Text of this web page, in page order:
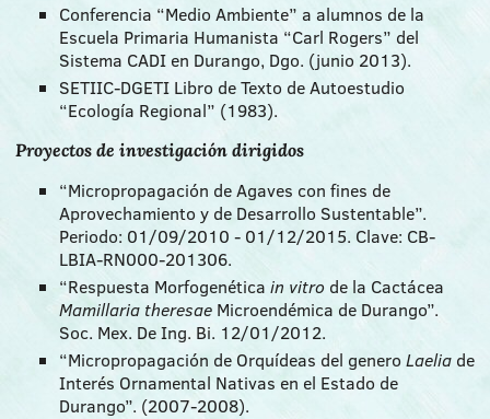
Conferencia “Medio Ambiente” a alumnos de la
Escuela Primaria Humanista “Carl Rogers” del
Sistema CADI en Durango, Dgo. (junio 2013).
SETIIC-DGETI Libro de Texto de Autoestudio
“Ecología Regional” (1983).
Proyectos de investigación dirigidos
“Micropropagación de Agaves con fines de
Aprovechamiento y de Desarrollo Sustentable”.
Periodo: 01/09/2010 - 01/12/2015. Clave: CB-
LBIA-RN000-201306.
“Respuesta Morfogenética in vitrode la Cactácea
Mamillaria theresaeMicroendémica de Durango”.
Soc. Mex. De Ing. Bi. 12/01/2012.
“Micropropagación de Orquídeas del genero Laeliade
Interés Ornamental Nativas en el Estado de
Durango”. (2007-2008).